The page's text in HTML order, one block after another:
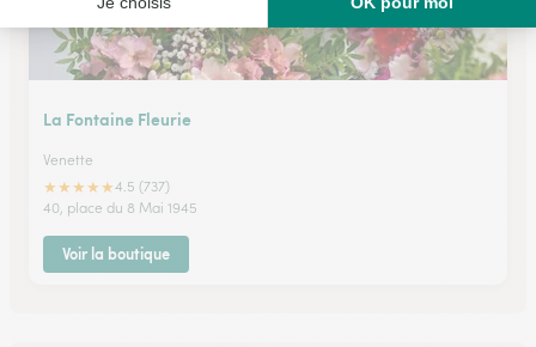
La Fontaine Fleurie
Venette
★★★★★4.5 (737)
40, place du 8 Mai 1945
Voir la boutique